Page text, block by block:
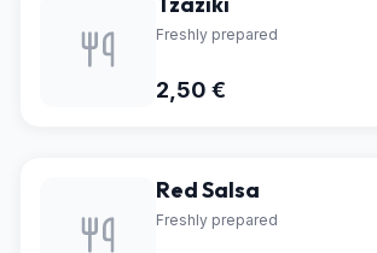
Freshly prepared
2,50 €
Red Salsa
Freshly prepared